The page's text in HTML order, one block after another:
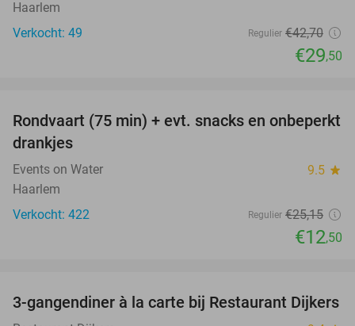
Haarlem
Verkocht: 49
Regulier €42,70
€29,50
50%
Rondvaart (75 min) + evt. snacks en onbeperkt
drankjes
Events on Water 9.5 star
Haarlem
Verkocht: 422
Regulier €25,15
€12,50
39%
3-gangendiner à la carte bij Restaurant Dijkers